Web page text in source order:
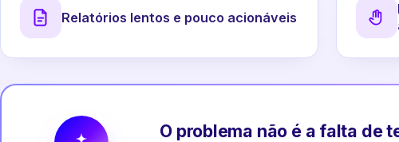
Relatórios lentos e pouco acionáveis
O problema não é a falta de